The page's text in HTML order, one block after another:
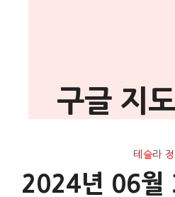
구글 지도
테슬라
2024년 06월